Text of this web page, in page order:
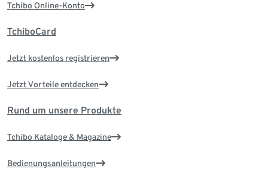
Tchibo Online-Konto
TchiboCard
Jetzt kostenlos registrieren
Jetzt Vorteile entdecken
Rund um unsere Produkte
Tchibo Kataloge & Magazine
Bedienungsanleitungen